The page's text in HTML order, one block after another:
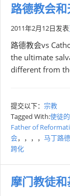
路德教会
2011年2月12日发表
路德教会vs
the ultimate
different from
提交以下： 宗教
Tagged With:使徒的
Father of
会，，，， 马丁路德
跨化
摩门教徒